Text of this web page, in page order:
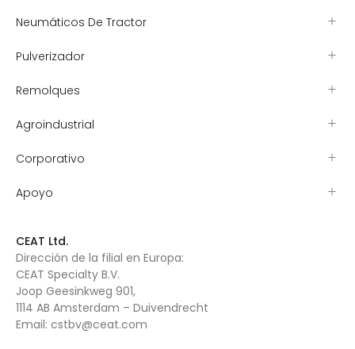
Neumáticos De Tractor
Pulverizador
Remolques
Agroindustrial
Corporativo
Apoyo
CEAT Ltd.
Dirección de la filial en Europa:
CEAT Specialty B.V.
Joop Geesinkweg 901,
1114 AB Amsterdam – Duivendrecht
Email: cstbv@ceat.com